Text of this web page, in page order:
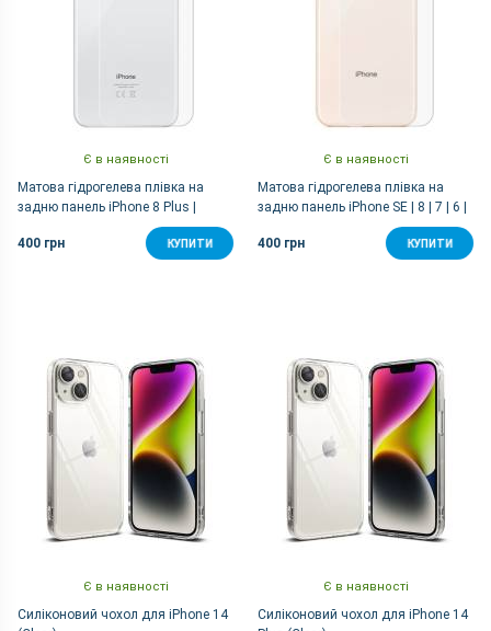
Є в наявності
Матова гідрогелева плівка на
задню панель iPhone 8 Plus |
400 грн
КУПИТИ
Є в наявності
Матова гідрогелева плівка на
задню панель iPhone SE | 8 | 7 | 6 |
400 грн
КУПИТИ
Є в наявності
Силіконовий чохол для iPhone 14
Є в наявності
Силіконовий чохол для iPhone 14